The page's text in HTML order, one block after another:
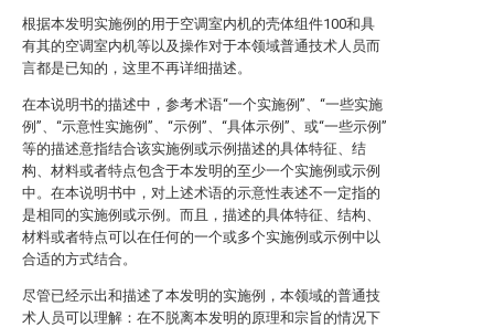
根据本发明实施例的用于空调室内机的壳体组件100和具
有其的空调室内机等以及操作对于本领域普通技术人员而
言都是已知的，这里不再详细描述。
在本说明书的描述中，参考术语“一个实施例”、“一些实施
例”、“示意性实施例”、“示例”、“具体示例”、或“一些示例”
等的描述意指结合该实施例或示例描述的具体特征、结
构、材料或者特点包含于本发明的至少一个实施例或示例
中。在本说明书中，对上述术语的示意性表述不一定指的
是相同的实施例或示例。而且，描述的具体特征、结构、
材料或者特点可以在任何的一个或多个实施例或示例中以
合适的方式结合。
尽管已经示出和描述了本发明的实施例，本领域的普通技
术人员可以理解：在不脱离本发明的原理和宗旨的情况下